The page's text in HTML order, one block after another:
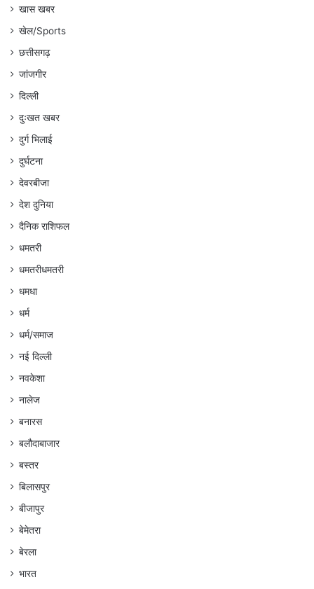
खास खबर
खेल/Sports
छत्तीसगढ़
जांजगीर
दिल्ली
दुःखत खबर
दुर्ग भिलाई
दुर्घटना
देवरबीजा
देश दुनिया
दैनिक राशिफल
धमतरी
धमतरीधमतरी
धमधा
धर्म
धर्म/समाज
नई दिल्ली
नवकेशा
नालेज
बनारस
बलौदाबाजार
बस्तर
बिलासपुर
बीजापुर
बेमेतरा
बेरला
भारत